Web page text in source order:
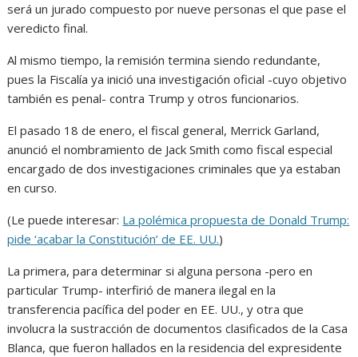
será un jurado compuesto por nueve personas el que pase el
veredicto final.
Al mismo tiempo, la remisión termina siendo redundante,
pues la Fiscalía ya inició una investigación oficial -cuyo objetivo
también es penal- contra Trump y otros funcionarios.
El pasado 18 de enero, el fiscal general, Merrick Garland,
anunció el nombramiento de Jack Smith como fiscal especial
encargado de dos investigaciones criminales que ya estaban
en curso.
(Le puede interesar: La polémica propuesta de Donald Trump:
pide ‘acabar la Constitución’ de EE. UU.)
La primera, para determinar si alguna persona -pero en
particular Trump- interfirió de manera ilegal en la
transferencia pacífica del poder en EE. UU., y otra que
involucra la sustracción de documentos clasificados de la Casa
Blanca, que fueron hallados en la residencia del expresidente